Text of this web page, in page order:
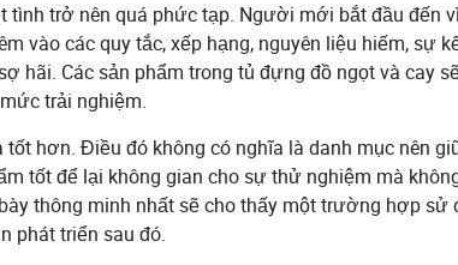
trở nên quá phức tạp. Người mới bắt đầu đến
vào các quy tắc, xếp hạng, nguyên liệu hiếm, sự
hãi. Các sản phẩm trong tủ đựng đồ ngọt và cay
trải nghiệm.
hơn. Điều đó không có nghĩa là danh mục nên
tốt để lại không gian cho sự thử nghiệm mà
thông minh nhất sẽ cho thấy một trường hợp sử
phát triển sau đó.